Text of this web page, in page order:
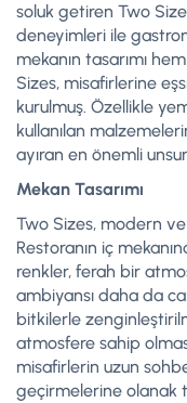
soluk getiren Two
deneyimleri ile
mekanın tasarımı
Sizes, misafirlerine
kurulmuş. Özellikle
kullanılan
ayıran en önemli
Mekan Tasarımı
Two Sizes, modern
Restoranın iç
renkler, ferah bir
ambiyansı daha da
bitkilerle
atmosfere sahip
misafirlerin uzun
geçirmelerine olanak